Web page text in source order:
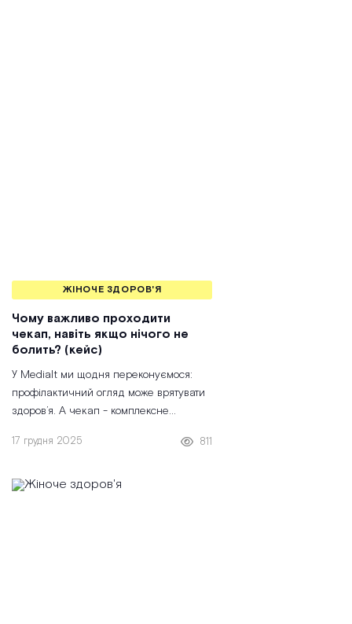
ЖІНОЧЕ ЗДОРОВ'Я
Чому важливо проходити
чекап, навіть якщо нічого не
болить? (кейс)
У Medialt ми щодня переконуємося:
профілактичний огляд може врятувати
здоров’я. А чекап - комплексне
найлегший спосіб вчасно виявити
17 грудня 2025 811